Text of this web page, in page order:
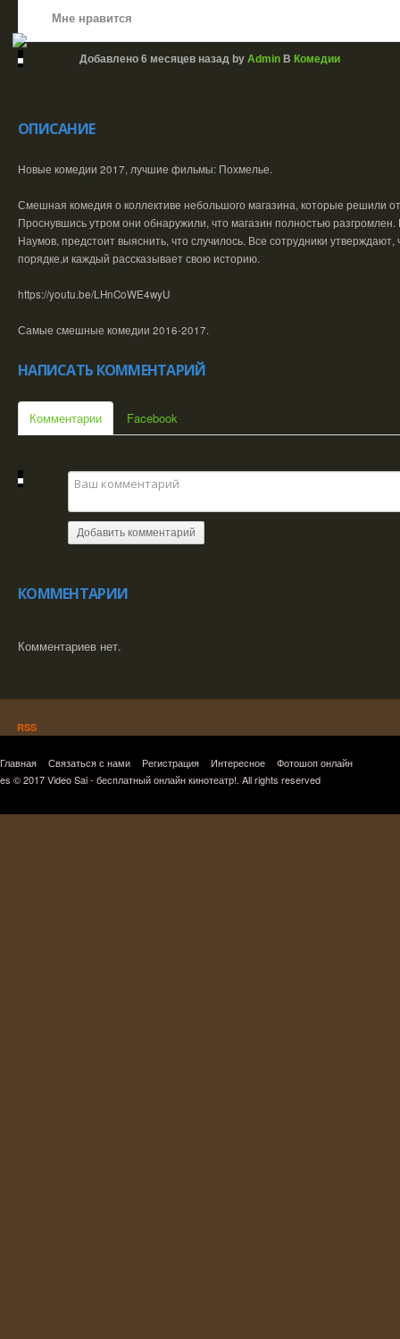
Мне нравится
Добавлено 6 месяцев назадby AdminВ Комедии
ОПИСАНИЕ
Новые комедии 2017, лучшие фильмы: Похмелье.
Смешная комедия о коллективе небольшого магазина, которые решили
Проснувшись утром они обнаружили, что магазин полностью
Наумов, предстоит выяснить, что случилось. Все сотрудники утверждают,
порядке,и каждый рассказывает свою историю.
https://youtu.be/LHnCoWE4wyU
Самые смешные комедии 2016-2017.
НАПИСАТЬ КОММЕНТАРИЙ
Комментарии Facebook
Добавить комментарий
КОММЕНТАРИИ
Комментариев нет.
RSS
Главная Связаться с нами Регистрация Интересное
Фотошоп онлайн
es © 2017 Video Sai - бесплатный онлайн кинотеатр!. All rights reserved